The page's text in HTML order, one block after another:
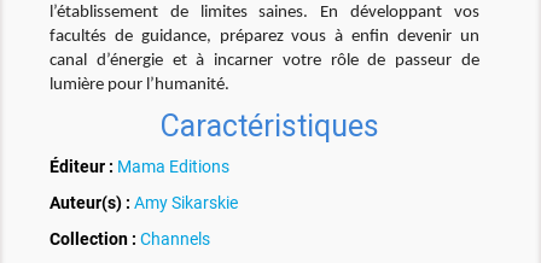
l’établissement de limites saines. En développant vos
facultés de guidance, préparez vous à enfin devenir un
canal d’énergie et à incarner votre rôle de passeur de
lumière pour l’humanité.
Caractéristiques
Éditeur : Mama Editions
Auteur(s) : Amy Sikarskie
Collection : Channels